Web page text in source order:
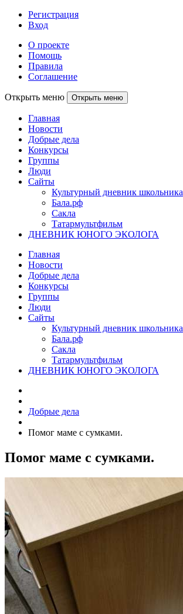
Регистрация
Вход
О проекте
Помощь
Правила
Соглашение
Открыть меню Открыть меню
Главная
Новости
Добрые дела
Конкурсы
Группы
Люди
Сайты
Культурный дневник школьника
Бала.рф
Сакла
Татармультфильм
ДНЕВНИК ЮНОГО ЭКОЛОГА
Главная
Новости
Добрые дела
Конкурсы
Группы
Люди
Сайты
Культурный дневник школьника
Бала.рф
Сакла
Татармультфильм
ДНЕВНИК ЮНОГО ЭКОЛОГА
Добрые дела
Помог маме с сумками.
Помог маме с сумками.